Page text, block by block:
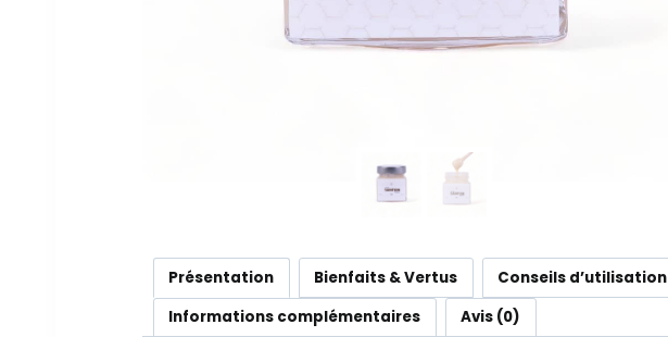
Présentation Bienfaits & Vertus Conseils d’utilisation
Informations complémentaires
Avis (0)